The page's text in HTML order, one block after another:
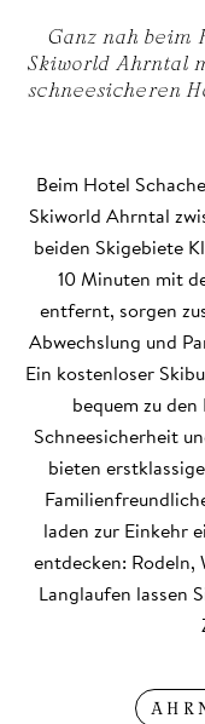
Ganz nah beim
Skiworld Ahrntal
schneesicheren
Beim Hotel
Skiworld Ahrntal
beiden Skigebiete
10 Minuten mit
entfernt, sorgen
Abwechslung und
Ein kostenloser
bequem zu
Schneesicherheit
bieten
laden zur Einkehr
entdecken: Rodeln,
Langlaufen lassen